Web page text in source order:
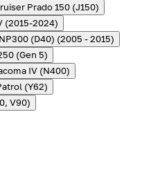
Prado 150 (J150)
(2015-2024)
(D40) (2005 - 2015)
(Gen 5)
IV (N400)
(Y62)
V90)